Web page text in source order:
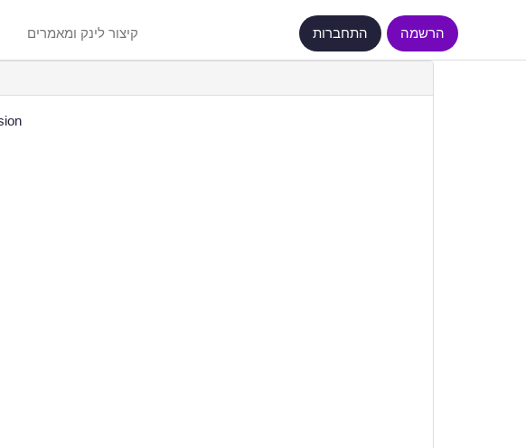
קיצור לינק ומאמרים התחברות הרשמה